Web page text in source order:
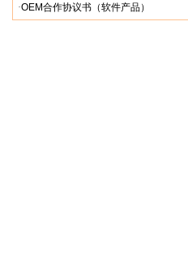
·OEM合作协议书（软件产品）